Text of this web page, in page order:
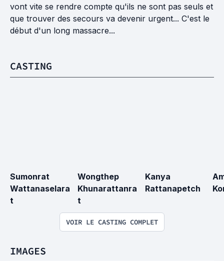
vont vite se rendre compte qu'ils ne sont pas seuls et
que trouver des secours va devenir urgent... C'est le
début d'un long massacre...
CASTING
Sumonrat
Wattanaselara
t
Wongthep
Khunarattanra
t
Kanya
Rattanapetch
VOIR LE CASTING COMPLET
IMAGES